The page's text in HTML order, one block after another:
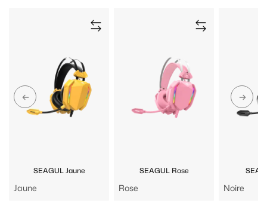
SEAGUL Jaune
Jaune
SEAGUL Rose
Rose Noire